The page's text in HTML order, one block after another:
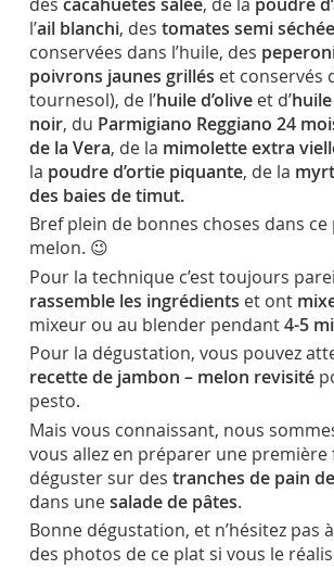
l’ail blanchi, des tomates semi
conservées dans l’huile, des
poivrons jaunes grillés et conservés
tournesol), de l’huile d’olive et d’
noir, du Parmigiano Reggiano 24
de la Vera, de la mimolette extra
la poudre d’ortie piquante, de la
des baies de timut.
Bref plein de bonnes choses dans
melon. 😉
Pour la technique c’est toujours
rassemble les ingrédients et ont
mixeur ou au blender pendant4-5
Pour la dégustation, vous pouvez
recette de jambon – melon revisité
pesto.
Mais vous connaissant, nous
vous allez en préparer une première
déguster sur des tranches de pain
dans unesalade de pâtes.
Bonne dégustation, et n’hésitez pas
des photos de ce plat si vous le